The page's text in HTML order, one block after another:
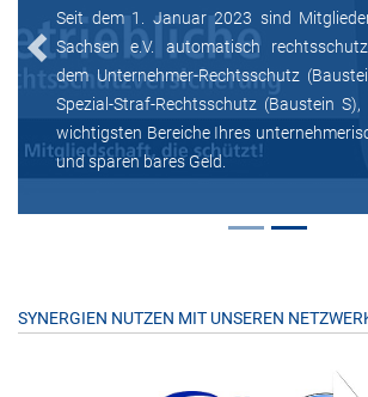
Seit dem 1. Januar 2023 sind
Sachsen e.V. automatisch
dem Unternehmer-Rechtsschutz
Spezial-Straf-Rechtsschutz (Baustein
wichtigsten Bereiche Ihres
und sparen bares Geld.
Previous
SYNERGIEN NUTZEN MIT UNSEREN